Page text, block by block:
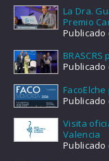
La Dra.
Premio
Publicado
Publicado
Publicado
Visita
Valencia
Publicado